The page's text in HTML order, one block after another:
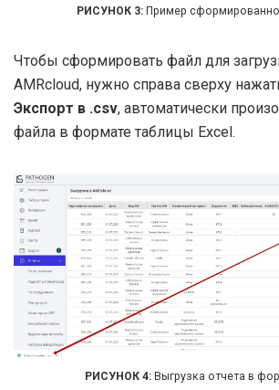
Пример
Чтобы сформировать файл для
AMRcloud, нужно справа сверху
Экспорт в .csv, автоматически
файла в формате таблицы Excel.
Выгрузка отчета в